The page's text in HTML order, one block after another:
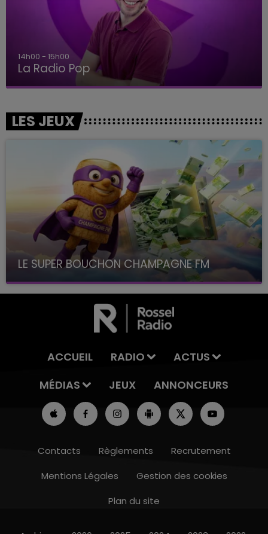
14h00 - 15h00
La Radio Pop
LES JEUX
LE SUPER BOUCHON CHAMPAGNE FM
avec La Famille Champagne FM, à 8H10
ACCUEIL RADIO
ACTUS
MÉDIAS
JEUX ANNONCEURS
Contacts Règlements
Recrutement
Mentions Légales
Gestion des cookies
Plan du site